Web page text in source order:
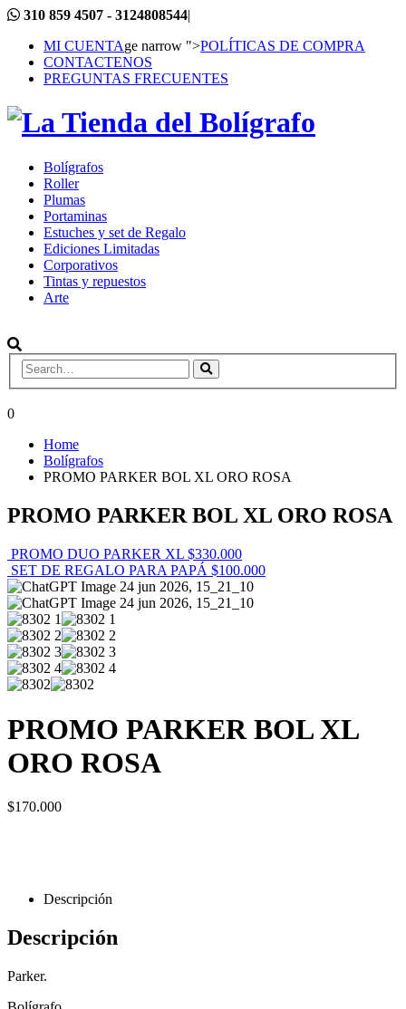
310 859 4507 - 3124808544|
MI CUENTAge narrow ">POLÍTICAS DE COMPRA
CONTACTENOS
PREGUNTAS FRECUENTES
Bolígrafos
Roller
Plumas
Portaminas
Estuches y set de Regalo
Ediciones Limitadas
Corporativos
Tintas y repuestos
Arte
0
Home
Bolígrafos
PROMO PARKER BOL XL ORO ROSA
PROMO PARKER BOL XL ORO ROSA
PROMO DUO PARKER XL $330.000
SET DE REGALO PARA PAPÁ $100.000
PROMO PARKER BOL XL
ORO ROSA
$170.000
Descripción
Descripción
Parker.